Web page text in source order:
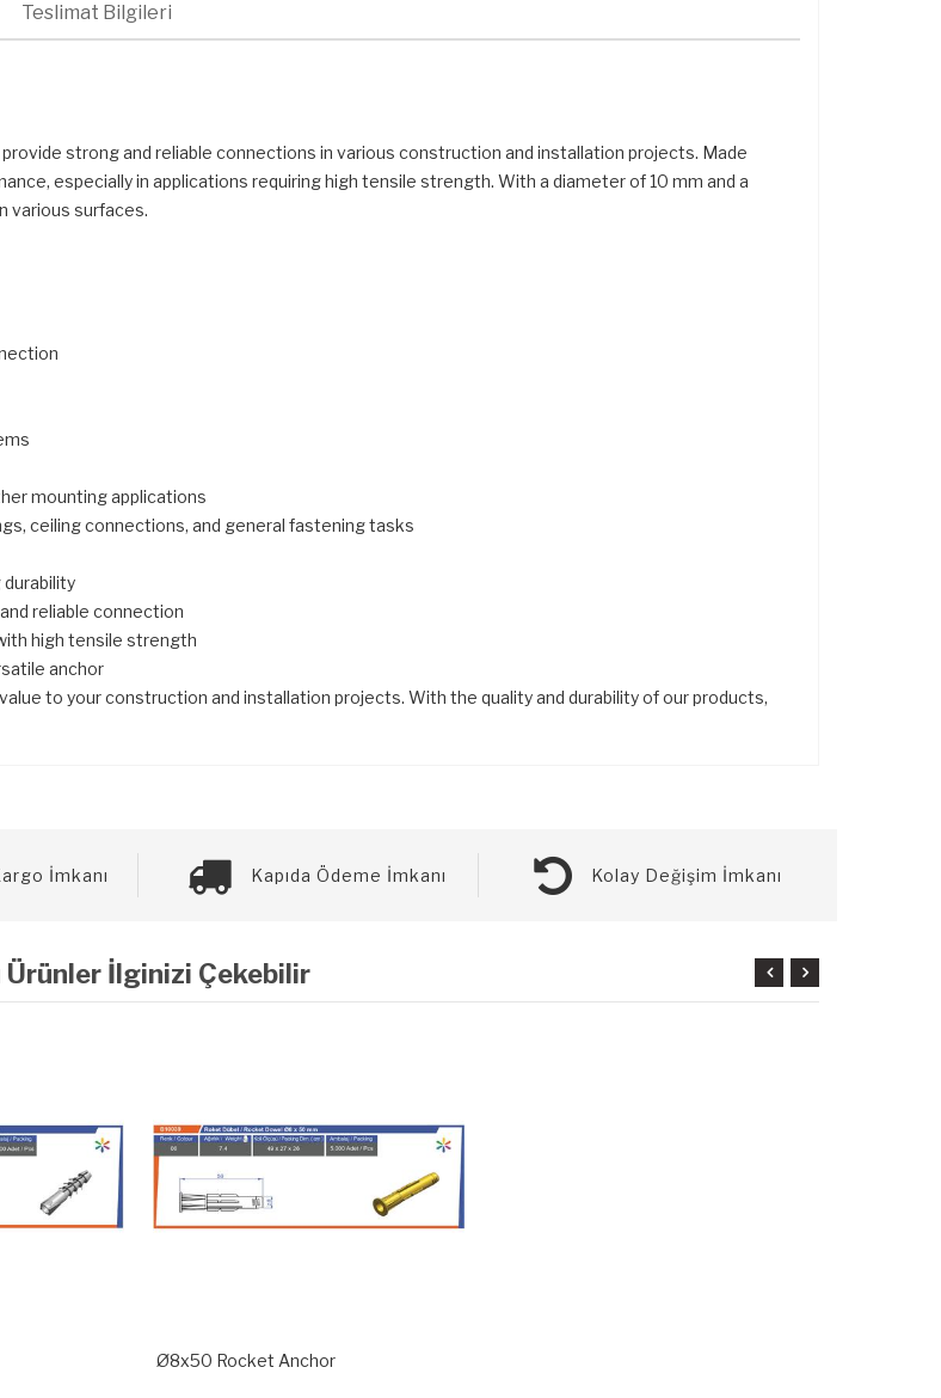
Teslimat Bilgileri
strong and reliable connections in various construction and installation projects. Made
especially in applications requiring high tensile strength. With a diameter of 10 mm and a
various surfaces.
mounting applications
ceiling connections, and general fastening tasks
reliable connection
high tensile strength
anchor
to your construction and installation projects. With the quality and durability of our products,
İmkanı Kapıda Ödeme İmkanı Kolay Değişim İmkanı
Ürünler İlginizi Çekebilir
Ø8x50 Rocket Anchor